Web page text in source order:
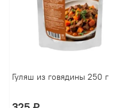
Гуляш из говядины 250 г